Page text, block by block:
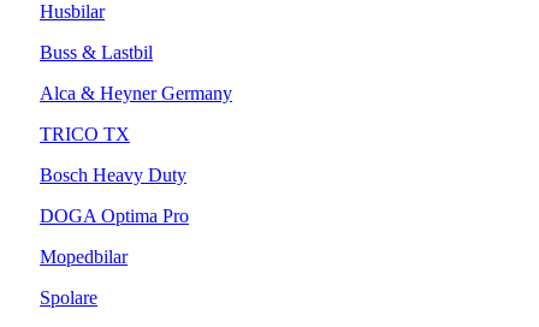
Husbilar
Buss & Lastbil
Alca & Heyner Germany
TRICO TX
Bosch Heavy Duty
DOGA Optima Pro
Mopedbilar
Spolare